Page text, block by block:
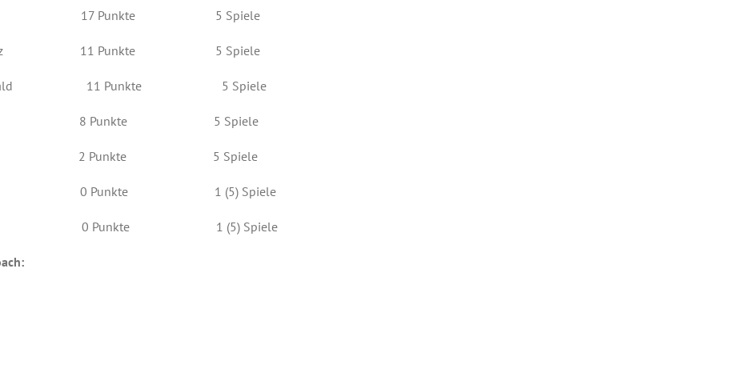
17 Punkte 5 Spiele
Franz 11 Punkte 5 Spiele
Harald 11 Punkte 5 Spiele
8 Punkte 5 Spiele
2 Punkte 5 Spiele
0 Punkte 1 (5) Spiele
0 Punkte 1 (5) Spiele